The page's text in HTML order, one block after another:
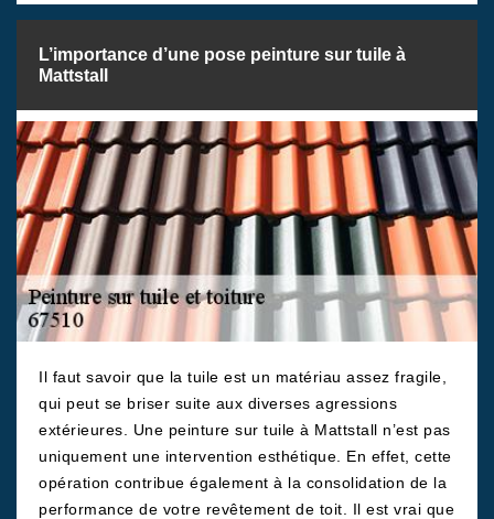
L’importance d’une pose peinture sur tuile à
Mattstall
Il faut savoir que la tuile est un matériau assez fragile,
qui peut se briser suite aux diverses agressions
extérieures. Une peinture sur tuile à Mattstall n’est pas
uniquement une intervention esthétique. En effet, cette
opération contribue également à la consolidation de la
performance de votre revêtement de toit. Il est vrai que